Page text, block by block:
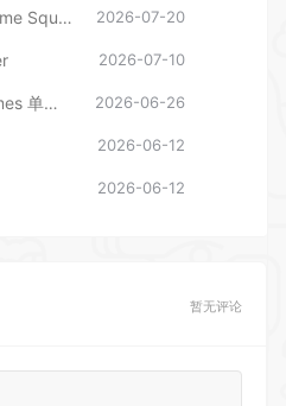
2026-06-12
2026-06-12